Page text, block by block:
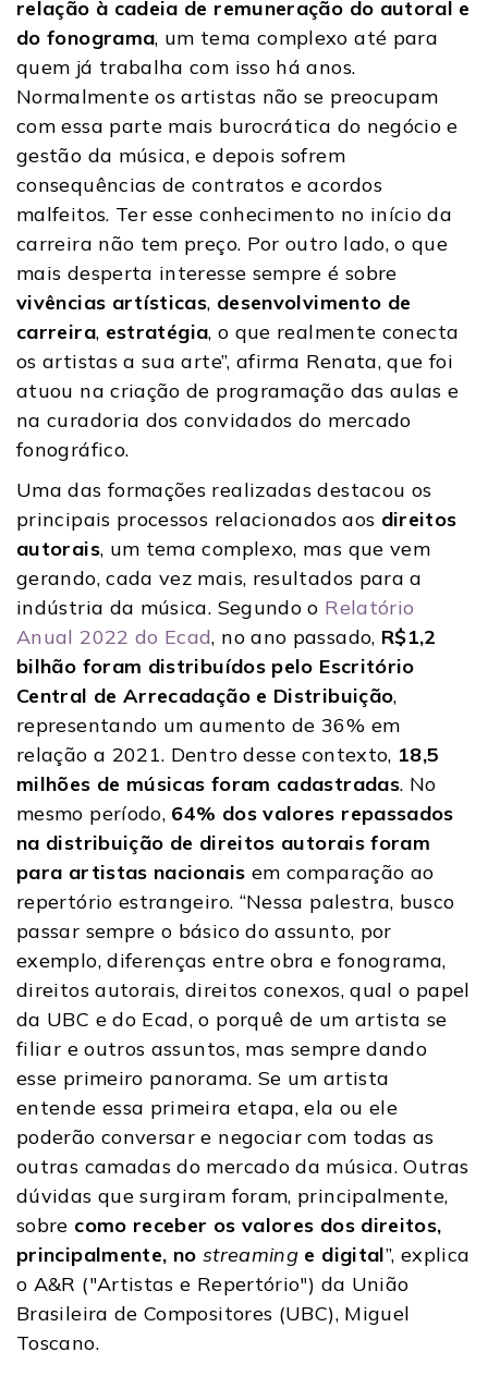
relação à cadeia de remuneração do autoral e
do fonograma, um tema complexo até para
quem já trabalha com isso há anos.
Normalmente os artistas não se preocupam
com essa parte mais burocrática do negócio e
gestão da música, e depois sofrem
consequências de contratos e acordos
malfeitos. Ter esse conhecimento no início da
carreira não tem preço. Por outro lado, o que
mais desperta interesse sempre é sobre
vivências artísticas, desenvolvimento de
carreira, estratégia, o que realmente conecta
os artistas a sua arte”, afirma Renata, que foi
atuou na criação de programação das aulas e
na curadoria dos convidados do mercado
fonográfico.
Uma das formações realizadas destacou os
principais processos relacionados aos direitos
autorais, um tema complexo, mas que vem
gerando, cada vez mais, resultados para a
indústria da música. Segundo o Relatório
Anual 2022 do Ecad, no ano passado, R$1,2
bilhão foram distribuídos pelo Escritório
Central de Arrecadação e Distribuição,
representando um aumento de 36% em
relação a 2021. Dentro desse contexto, 18,5
milhões de músicas foram cadastradas. No
mesmo período, 64% dos valores repassados
na distribuição de direitos autorais foram
para artistas nacionais em comparação ao
repertório estrangeiro. “Nessa palestra, busco
passar sempre o básico do assunto, por
exemplo, diferenças entre obra e fonograma,
direitos autorais, direitos conexos, qual o papel
da UBC e do Ecad, o porquê de um artista se
filiar e outros assuntos, mas sempre dando
esse primeiro panorama. Se um artista
entende essa primeira etapa, ela ou ele
poderão conversar e negociar com todas as
outras camadas do mercado da música. Outras
dúvidas que surgiram foram, principalmente,
sobre como receber os valores dos direitos,
principalmente, no streaming e digital”, explica
o A&R ("Artistas e Repertório") da União
Brasileira de Compositores (UBC), Miguel
Toscano.